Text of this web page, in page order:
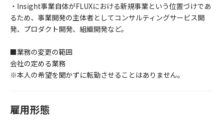
・Insight事業自体がFLUXにおける新規事業という位置づけであ
るため、事業開発の主体者としてコンサルティングサービス開
発、プロダクト開発、組織開発など。
■業務の変更の範囲
会社の定める業務
※本人の希望を聞かずに転勤させることはありません。
雇用形態